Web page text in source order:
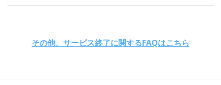
その他、サービス終了に関するFAQはこちら